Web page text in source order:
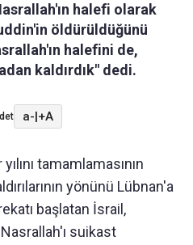
halefi olarak
öldürüldüğünü
halefini de,
kaldırdık" dedi.
a-|+A
tamamlamasının
yönünü Lübnan'a
başlatan İsrail,
suikast